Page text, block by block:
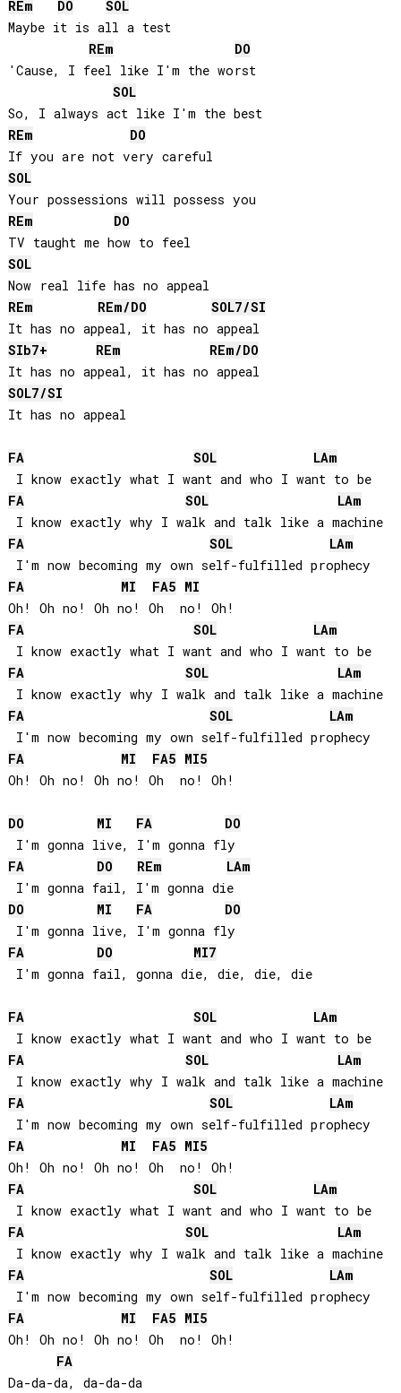
REm DO
SOL
Maybe it is all a test
REm
DO
'Cause, I feel like I'm the worst
SOL
So, I always act like I'm the best
REm
DO
SOL
REm
DO
SOL
REm REm/DO SOL7/SI
SIb7+ REm REm/DO
SOL7/SI
It has no appeal
FA SOL LAm
I know exactly what I want and who I want to be
FA
SOL LAm
I know exactly why I walk and talk like a machine
FA
SOL LAm
FA
MI FA5 MI
FA
SOL LAm
I know exactly what I want and who I want to be
FA
SOL LAm
I know exactly why I walk and talk like a machine
FA
SOL LAm
FA
MI FA5 MI5
Oh! Oh no! Oh no! Oh  no! Oh!
DO MI FA
DO
FA
DO REm LAm
I'm gonna fail, I'm gonna die
DO
MI FA
DO
FA
DO MI7
I'm gonna fail, gonna die, die, die, die
FA SOL LAm
I know exactly what I want and who I want to be
FA
SOL LAm
I know exactly why I walk and talk like a machine
FA
SOL LAm
FA
MI FA5 MI5
FA
SOL LAm
I know exactly what I want and who I want to be
FA
SOL LAm
I know exactly why I walk and talk like a machine
FA
SOL LAm
FA
MI FA5 MI5
Oh! Oh no! Oh no! Oh  no! Oh!
FA
Da-da-da, da-da-da